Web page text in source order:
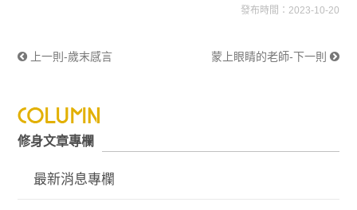
發布時間：2023-10-20
上一則-歲末感言 蒙上眼睛的老師-下一則
修身文章專欄
最新消息專欄